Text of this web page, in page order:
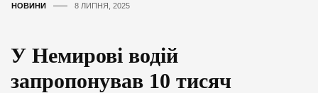
НОВИНИ 8 ЛИПНЯ, 2025
У Немирові водій
запропонував 10 тисяч